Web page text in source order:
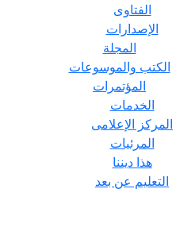
الفتاوى
الإصدارات
المجلة
الكتب والموسوعات
المؤتمرات
الخدمات
المركز الإعلامى
المرئيات
هذا ديننا
التعليم عن بعد